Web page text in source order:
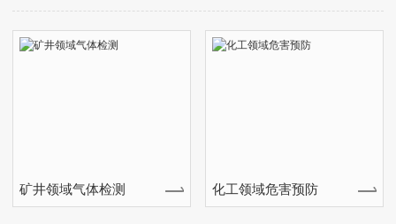
装防护的**仪器，也是保障整个
工作过程中安全的重要核心。那
么，隧道施工便携式有毒气体检
矿井领域气体检测 化工领域危害预防